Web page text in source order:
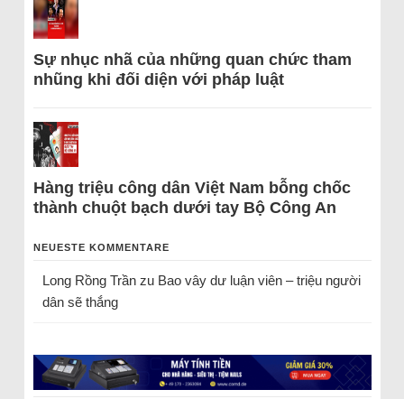
Sự nhục nhã của những quan chức tham
nhũng khi đối diện với pháp luật
Hàng triệu công dân Việt Nam bỗng chốc
thành chuột bạch dưới tay Bộ Công An
NEUESTE KOMMENTARE
Long Rồng Trầnzu Bao vây dư luận viên – triệu người
dân sẽ thắng